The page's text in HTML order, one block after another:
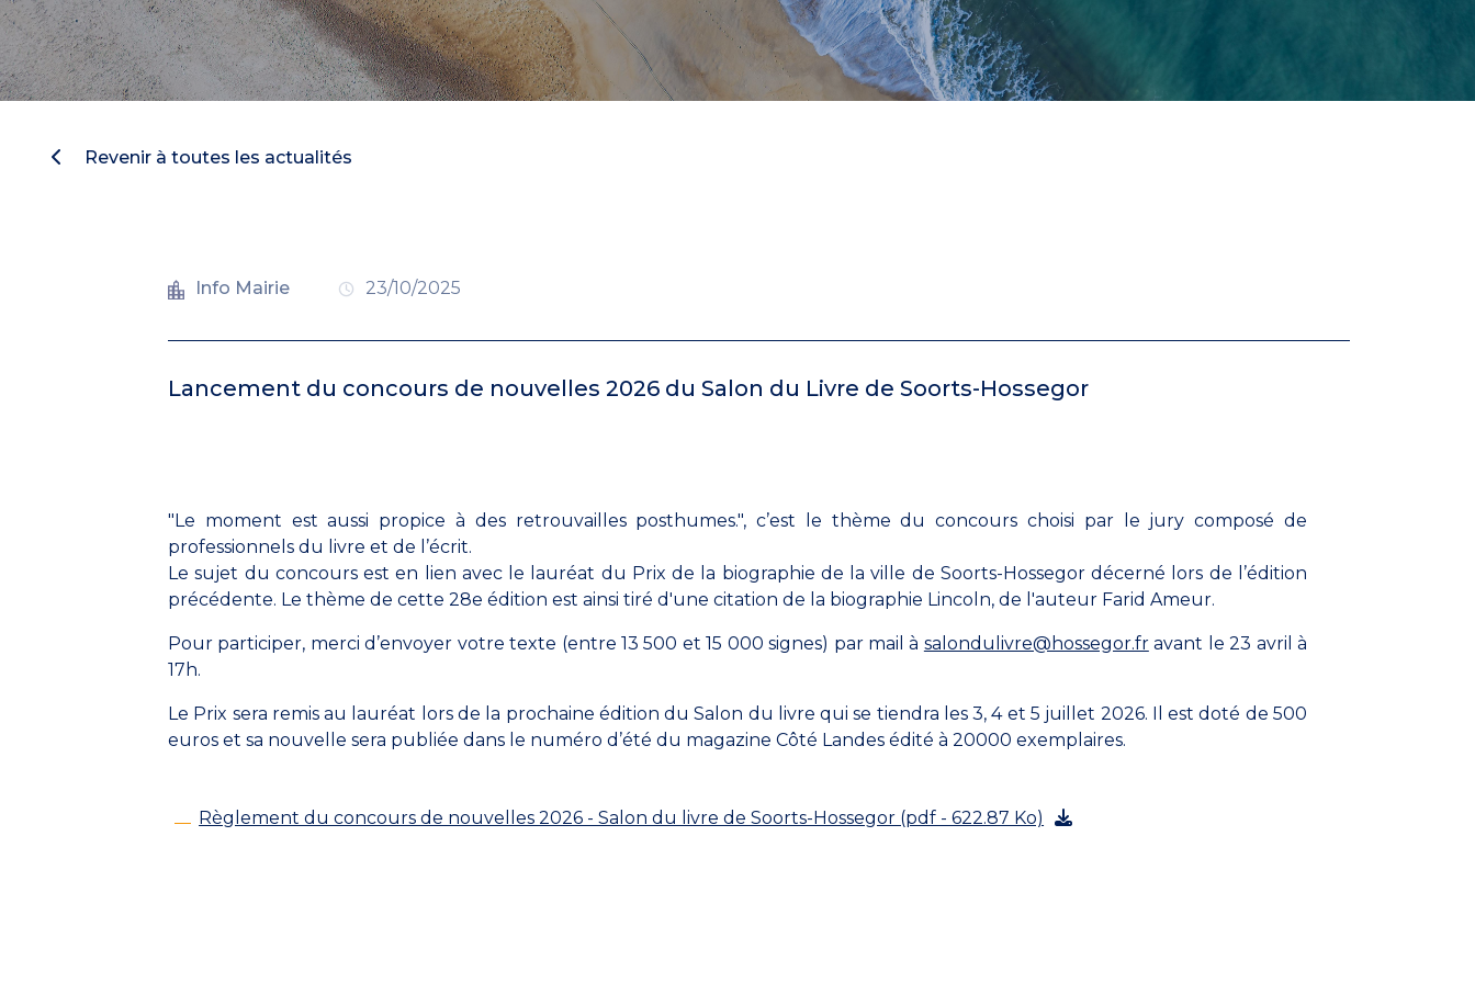
Revenir à toutes les actualités
Info Mairie 23/10/2025
Lancement du concours de nouvelles 2026 du Salon du Livre de Soorts-Hossegor
"Le moment est aussi propice à des retrouvailles posthumes.", c’est le thème du concours choisi par le jury composé de
professionnels du livre et de l’écrit.
Le sujet du concours est en lien avec le lauréat du Prix de la biographie de la ville de Soorts-Hossegor décerné lors de l’édition
précédente. Le thème de cette 28e édition est ainsi tiré d'une citation de la biographie Lincoln, de l'auteur Farid Ameur.
Pour participer, merci d’envoyer votre texte (entre 13 500 et 15 000 signes) par mail à salondulivre@hossegor.fravant le 23 avril à
17h.
Le Prix sera remis au lauréat lors de la prochaine édition du Salon du livre qui se tiendra les 3, 4 et 5 juillet 2026. Il est doté de 500
euros et sa nouvelle sera publiée dans le numéro d’été du magazine Côté Landes édité à 20000 exemplaires.
Règlement du concours de nouvelles 2026 - Salon du livre de Soorts-Hossegor (pdf - 622.87 Ko)